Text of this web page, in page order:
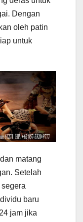
Dengan
oleh patin
untuk
matang
Setelah
baru
jam jika